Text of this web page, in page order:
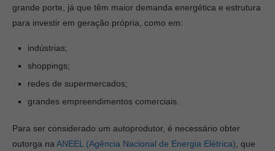
grande porte, já que têm maior demanda energética e estrutura
para investir em geração própria, como em:
indústrias;
shoppings;
redes de supermercados;
grandes empreendimentos comerciais.
Para ser considerado um autoprodutor, é necessário obter
outorga na ANEEL (Agência Nacional de Energia Elétrica) , que